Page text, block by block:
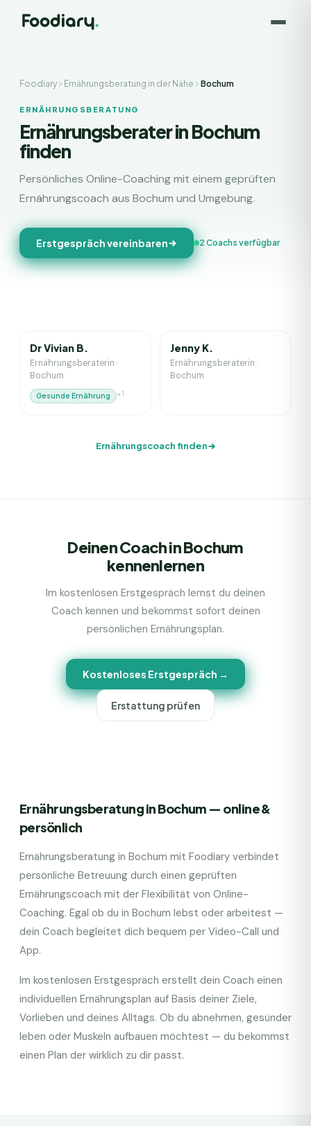
Foodiary Ernährungsberatung in der Nähe Bochum
ERNÄHRUNGSBERATUNG
Ernährungsberater in Bochum
finden
Persönliches Online-Coaching mit einem geprüften
Ernährungscoach aus Bochum und Umgebung.
Erstgespräch vereinbaren 2 Coachs verfügbar
Dr Vivian B.
Ernährungsberaterin ·
Bochum
Gesunde Ernährung +1
Jenny K.
Ernährungsberaterin ·
Bochum
Ernährungscoach finden
Deinen Coach in Bochum
kennenlernen
Im kostenlosen Erstgespräch lernst du deinen
Coach kennen und bekommst sofort deinen
persönlichen Ernährungsplan.
Kostenloses Erstgespräch →
Erstattung prüfen
Ernährungsberatung in Bochum — online &
persönlich
Ernährungsberatung in Bochum mit Foodiary verbindet
persönliche Betreuung durch einen geprüften
Ernährungscoach mit der Flexibilität von Online-
Coaching. Egal ob du in Bochum lebst oder arbeitest —
dein Coach begleitet dich bequem per Video-Call und
App.
Im kostenlosen Erstgespräch erstellt dein Coach einen
individuellen Ernährungsplan auf Basis deiner Ziele,
Vorlieben und deines Alltags. Ob du abnehmen, gesünder
leben oder Muskeln aufbauen möchtest — du bekommst
einen Plan der wirklich zu dir passt.